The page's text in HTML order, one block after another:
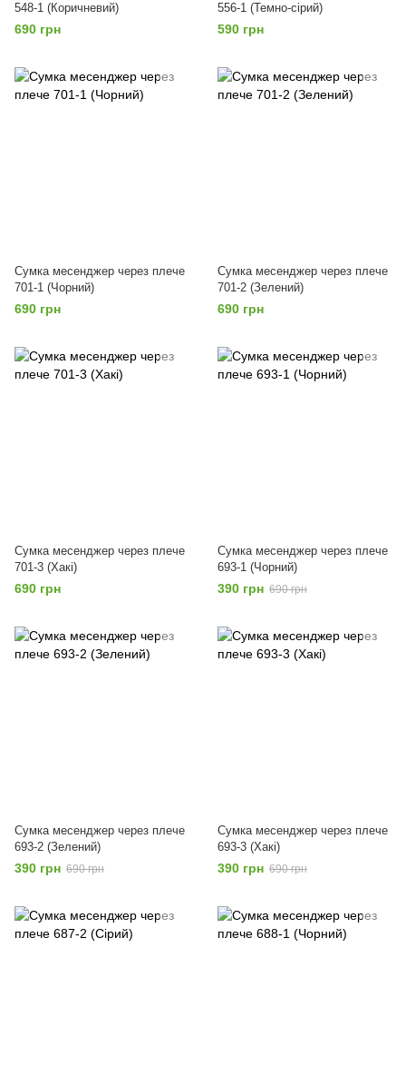
548-1 (Коричневий)
690 грн
556-1 (Темно-сірий)
590 грн
Сумка месенджер через плече
701-1 (Чорний)
690 грн
Сумка месенджер через плече
701-2 (Зелений)
690 грн
Сумка месенджер через плече
701-3 (Хакі)
690 грн
Сумка месенджер через плече
693-1 (Чорний)
390 грн 690 грн
Сумка месенджер через плече
693-2 (Зелений)
390 грн 690 грн
Сумка месенджер через плече
693-3 (Хакі)
390 грн 690 грн